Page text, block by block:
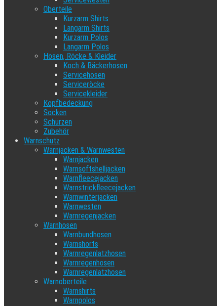
Oberteile
Kurzarm Shirts
Langarm Shirts
Kurzarm Polos
Langarm Polos
Hosen, Röcke & Kleider
Koch & Bäckerhosen
Servicehosen
Serviceröcke
Servicekleider
Kopfbedeckung
Socken
Schürzen
Zubehör
Warnschutz
Warnjacken & Warnwesten
Warnjacken
Warnsoftshelljacken
Warnfleecejacken
Warnstrickfleecejacken
Warnwinterjacken
Warnwesten
Warnregenjacken
Warnhosen
Warnbundhosen
Warnshorts
Warnregenlatzhosen
Warnregenhosen
Warnregenlatzhosen
Warnoberteile
Warnshirts
Warnpolos